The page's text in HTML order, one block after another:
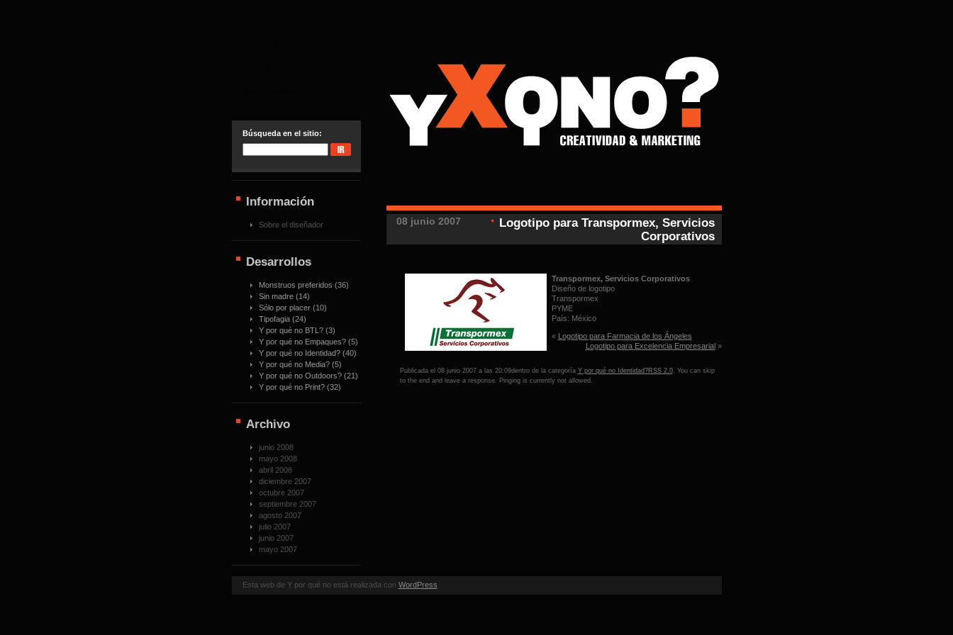
Búsqueda en el sitio:
Información
Sobre el diseñador
Desarrollos
Monstruos preferidos (36)
Sin madre(14)
Sólo por placer(10)
Tipofagia(24)
Y por qué no BTL?(3)
Y por qué no Empaques?(5)
Y por qué no Identidad?(40)
Y por qué no Media?(5)
Y por qué no Outdoors?(21)
Y por qué no Print?(32)
Archivo
junio 2008
mayo 2008
abril 2008
diciembre 2007
octubre 2007
septiembre 2007
agosto 2007
julio 2007
junio 2007
mayo 2007
08 junio 2007
Logotipo para Transpormex, Servicios
Corporativos
Transpormex, Servicios Corporativos
Diseño de logotipo
Transpormex
PYME
País: México
« Logotipo para Farmacia de los Ángeles
Logotipo para Excelencia Empresarial»
Publicada el 08 junio 2007 a las 20:09dentro de la categoría Y por qué no Identidad?RSS 2.0. You can skip
to the end and leave a response. Pinging is currently not allowed.
Esta web de Y por qué no está realizada con WordPress